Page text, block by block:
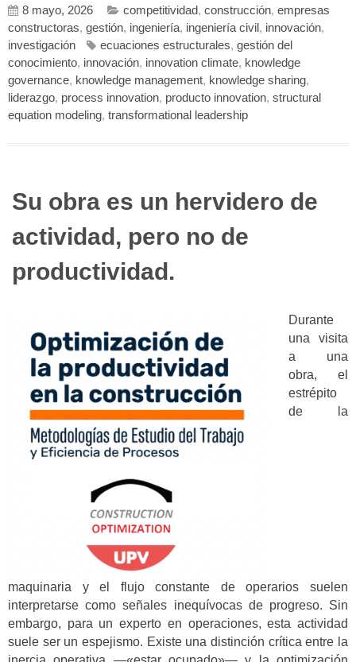
8 mayo, 2026 competitividad, construcción, empresas
constructoras, gestión, ingeniería, ingeniería civil , innovación,
investigación
ecuaciones estructurales, gestión del
conocimiento, innovación, innovation climate, knowledge
governance, knowledge management, knowledge sharing,
liderazgo, process innovation, producto innovation, structural
equation modeling, transformational leadership
Su obra es un hervidero de
actividad, pero no de
productividad.
Durante
una visita
a una
obra, el
estrépito
de la
maquinaria y el flujo constante de operarios suelen
interpretarse como señales inequívocas de progreso. Sin
embargo, para un experto en operaciones, esta actividad
suele ser un espejismo. Existe una distinción crítica entre la